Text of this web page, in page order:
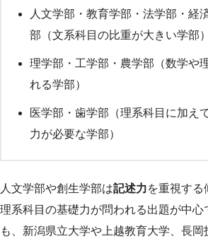
人文学部・教育学部・法学部・経
部（文系科目の比重が大きい学部）
理学部・工学部・農学部（数学や
れる学部）
医学部・歯学部（理系科目に加え
力が必要な学部）
人文学部や創生学部は記述力を重視する
理系科目の基礎力が問われる出題が中心
も、新潟県立大学や上越教育大学、長